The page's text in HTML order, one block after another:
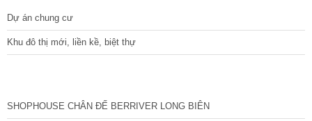
Dự án chung cư
Khu đô thị mới, liền kề, biệt thự
SHOPHOUSE CHÂN ĐẾ BERRIVER LONG BIÊN